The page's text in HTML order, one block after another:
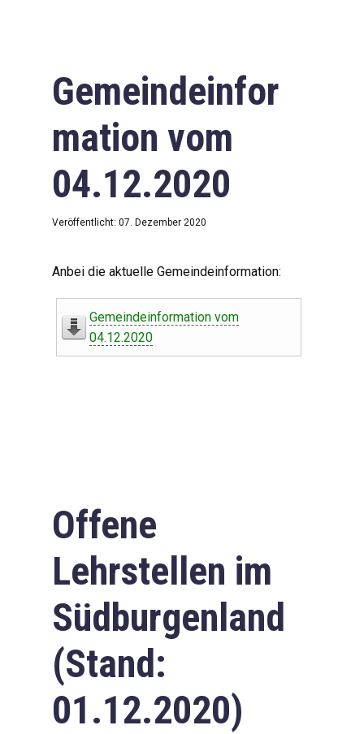
Gemeindeinfor
mation vom
04.12.2020
Veröffentlicht: 07. Dezember 2020
Anbei die aktuelle Gemeindeinformation:
Gemeindeinformation vom
04.12.2020
Offene
Lehrstellen im
Südburgenland
(Stand:
01.12.2020)